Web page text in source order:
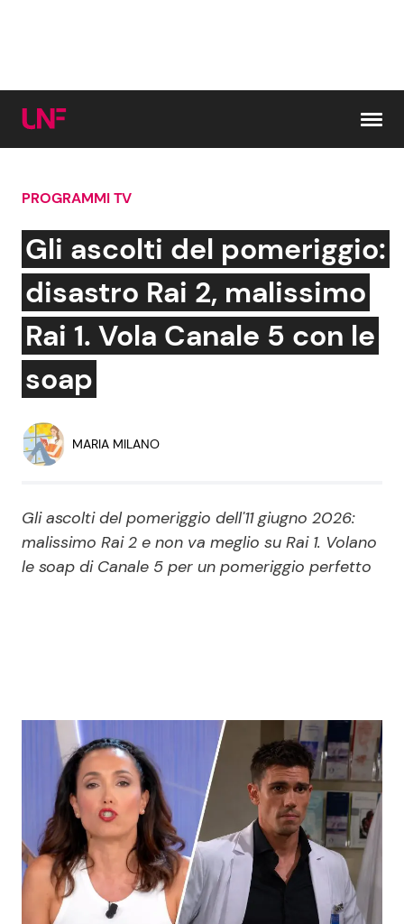
Cerca:
News e Cronaca
Attualità Italiana
Economia
Persone Scomparse
Politica
Gossip e TV
Bellezze VIP
Reality e Talent
Soap Opera
News Musica
News Spettacolo
Benessere
Casa
Cucina e Ricette
Consigli di Cucina
PROGRAMMI TV
Gli ascolti del pomeriggio:
disastro Rai 2, malissimo
Rai 1. Vola Canale 5 con le
soap
MARIA MILANO
Gli ascolti del pomeriggio dell'11 giugno 2026:
malissimo Rai 2 e non va meglio su Rai 1. Volano
le soap di Canale 5 per un pomeriggio perfetto